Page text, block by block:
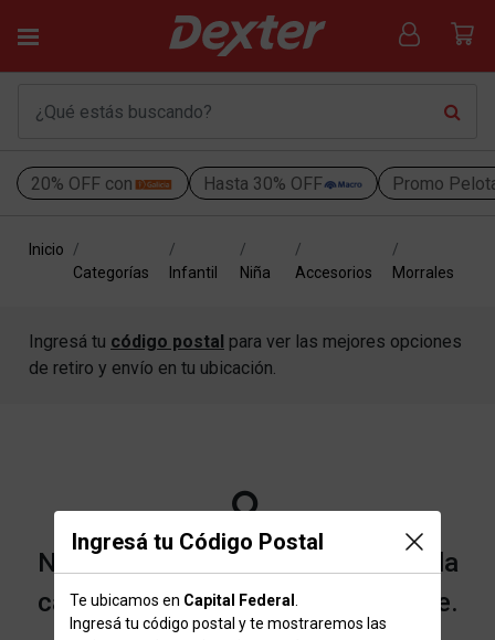
20% OFF con Hasta 30% OFF Promo
Ingresá tu Código Postal
Te ubicamos en Capital Federal
Ingresá tu código postal y te mostraremos las
Inicio
Categorías
Infantil Niña Accesorios Morrales
Ingresá tu código postal para ver las mejores opciones
de retiro y envío en tu ubicación.
No encontramos resultados para la
categoría "Morrales" que buscaste.